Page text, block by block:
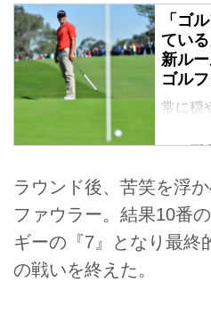
「ゴ
てい
新ル
ゴル
常に穏
かれ
ー、ア
「これ
ものだ
ラウンド後、苦笑を浮
ファウラー。結果10番
ギーの『7』となり最終
の戦いを終えた。